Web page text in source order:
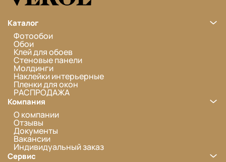
Каталог
Фотообои
Обои
Клей для обоев
Стеновые панели
Молдинги
Наклейки интерьерные
Пленки для окон
РАСПРОДАЖА
Компания
О компании
Отзывы
Документы
Вакансии
Индивидуальный заказ
Сервис